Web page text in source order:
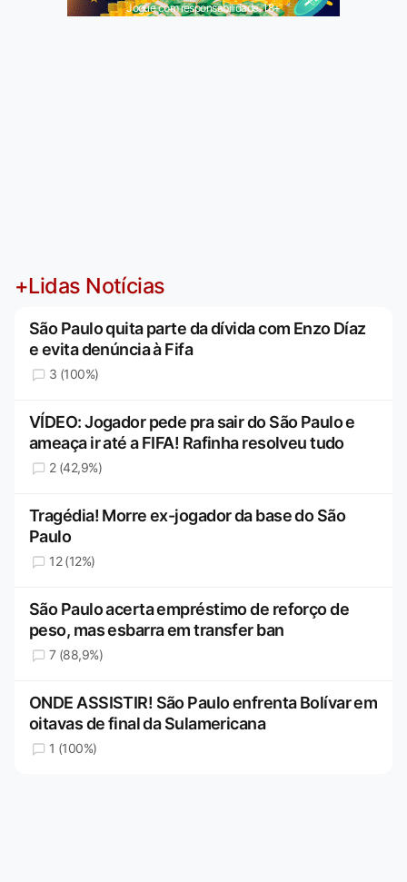
Jogue com responsabilidade. 18+
+Lidas Notícias
São Paulo quita parte da dívida com Enzo Díaz
e evita denúncia à Fifa
3 (100%)
VÍDEO: Jogador pede pra sair do São Paulo e
ameaça ir até a FIFA! Rafinha resolveu tudo
2 (42,9%)
Tragédia! Morre ex-jogador da base do São
Paulo
12 (12%)
São Paulo acerta empréstimo de reforço de
peso, mas esbarra em transfer ban
7 (88,9%)
ONDE ASSISTIR! São Paulo enfrenta Bolívar em
oitavas de final da Sulamericana
1 (100%)